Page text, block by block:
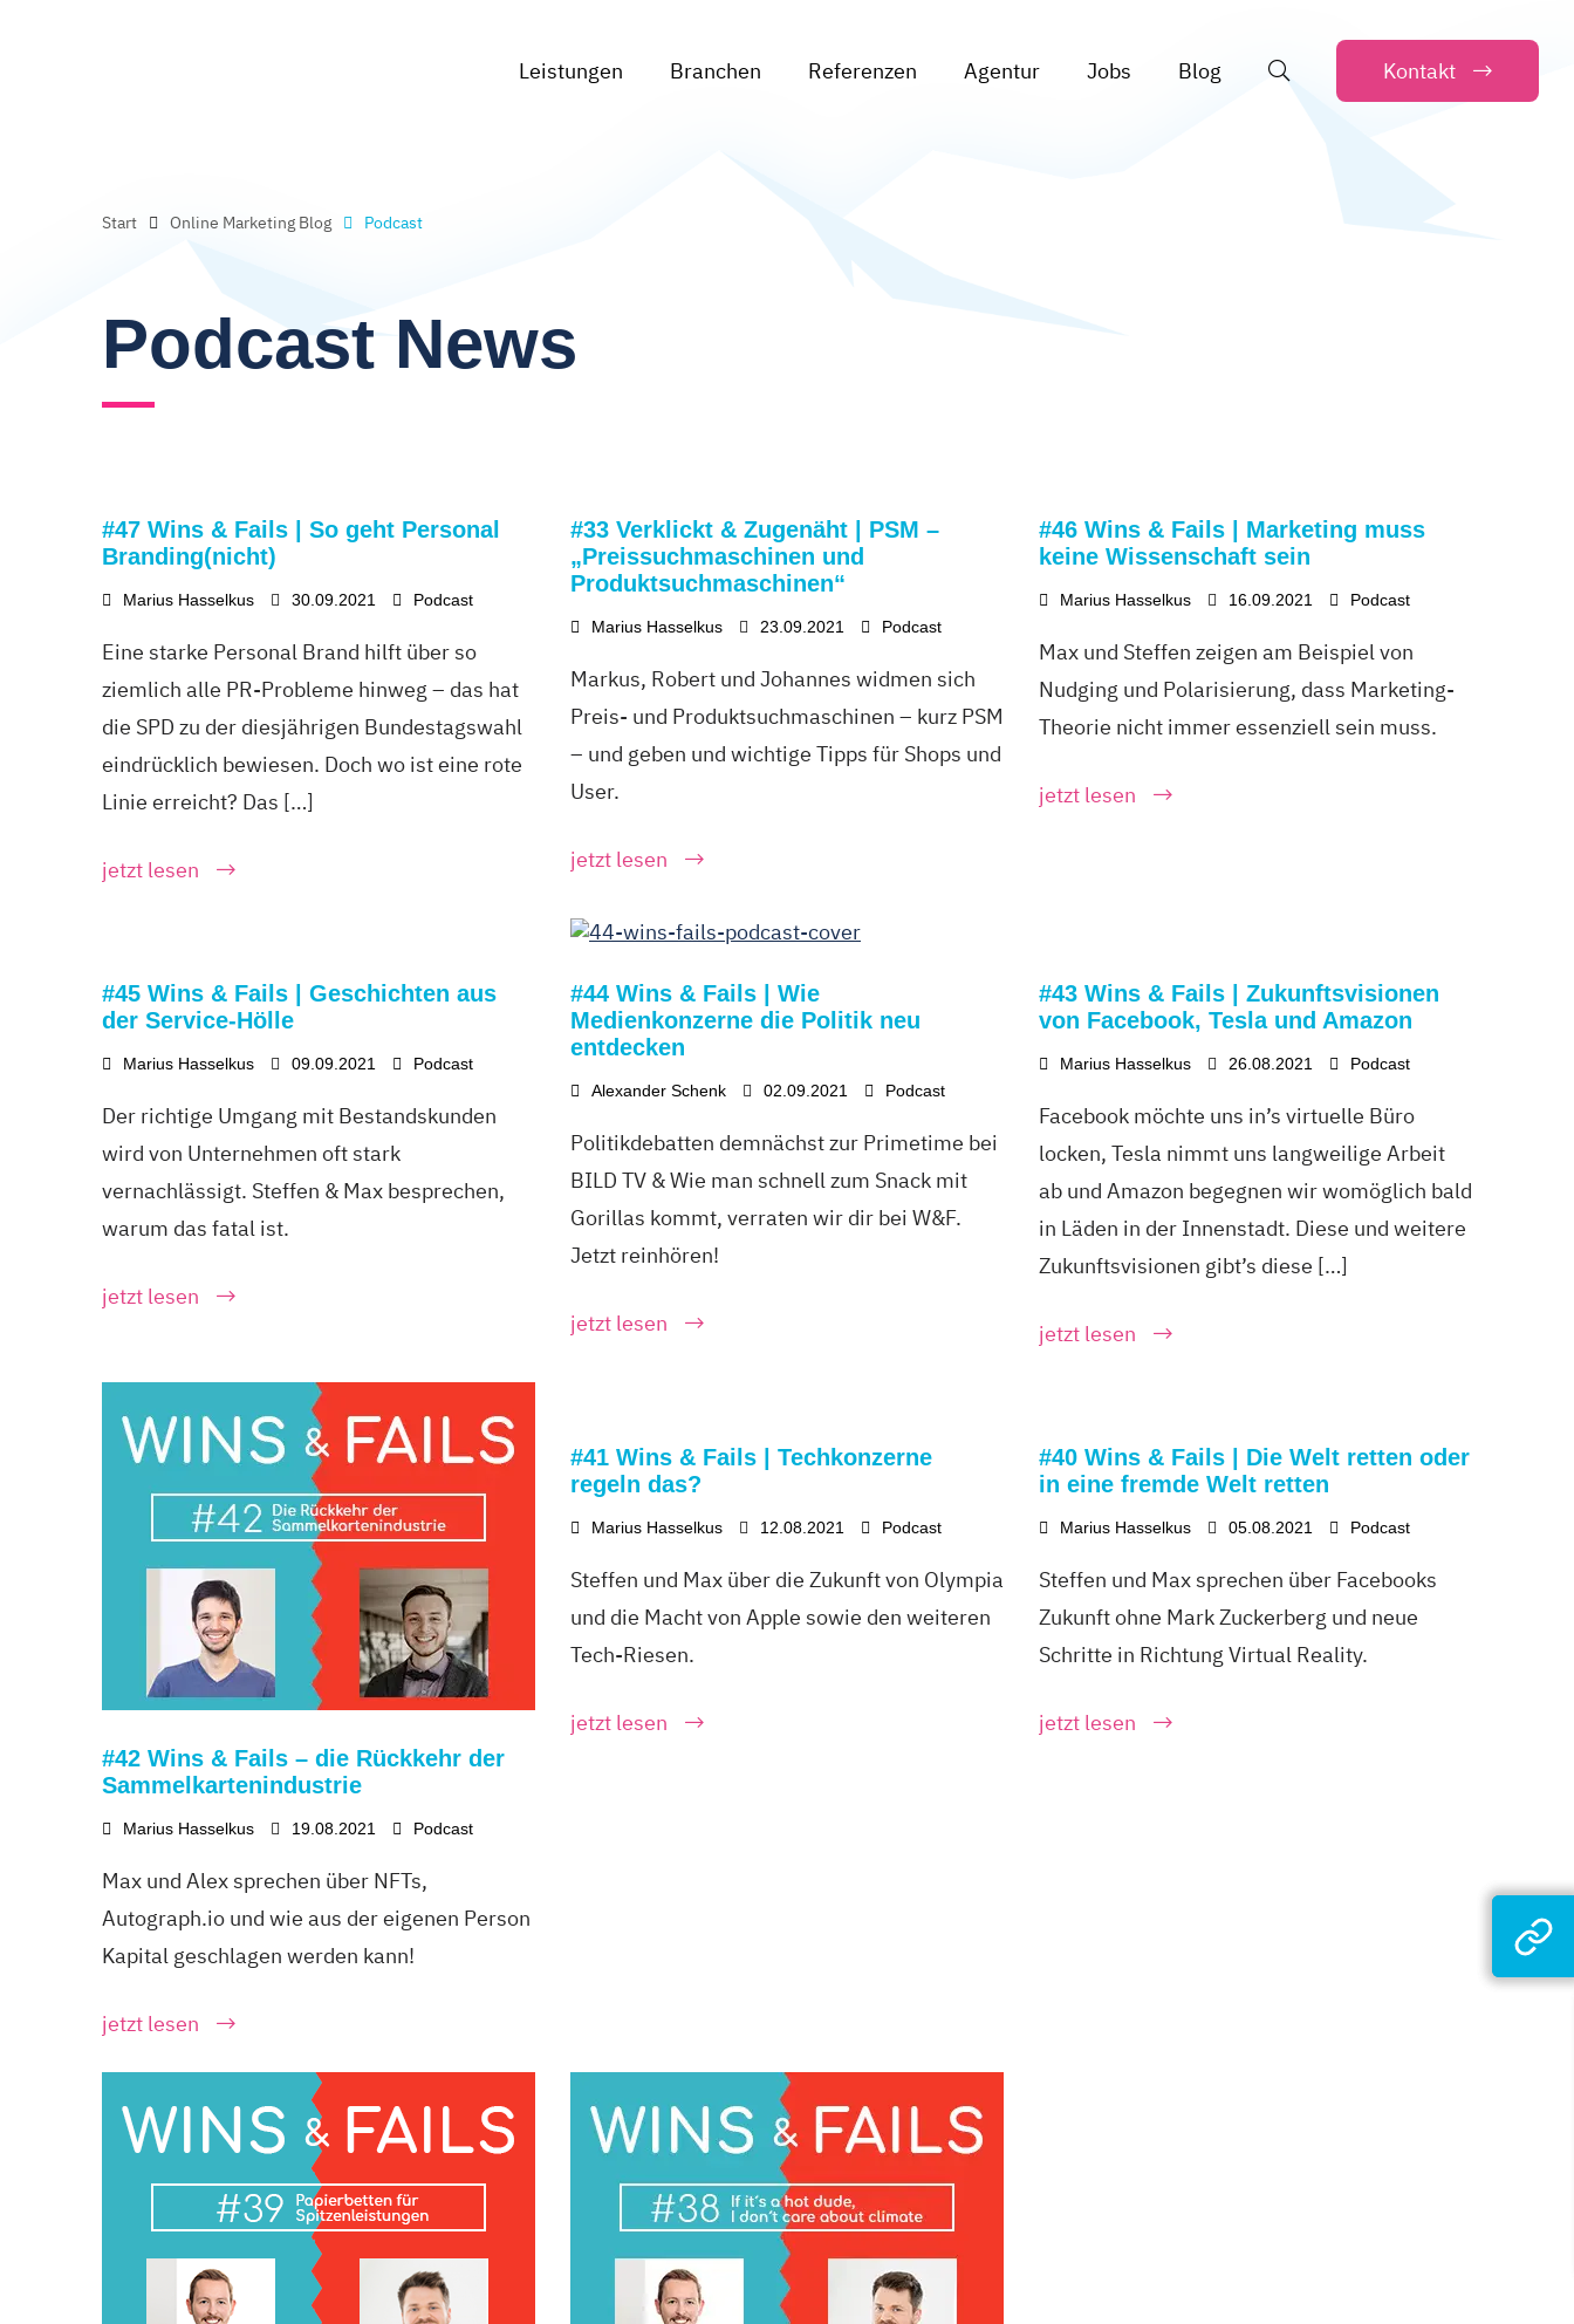
Leistungen Branchen Referenzen Agentur Jobs Blog Kontakt
Start Online Marketing Blog Podcast
Podcast News
#47 Wins & Fails | So geht Personal
Branding(nicht)
Marius Hasselkus 30.09.2021 Podcast
Eine starke Personal Brand hilft über so
ziemlich alle PR-Probleme hinweg – das hat
die SPD zu der diesjährigen Bundestagswahl
eindrücklich bewiesen. Doch wo ist eine rote
Linie erreicht? Das […]
jetzt lesen
#33 Verklickt & Zugenäht | PSM –
„Preissuchmaschinen und
Produktsuchmaschinen“
Marius Hasselkus 23.09.2021 Podcast
Markus, Robert und Johannes widmen sich
Preis- und Produktsuchmaschinen – kurz PSM
– und geben und wichtige Tipps für Shops und
User.
jetzt lesen
#46 Wins & Fails | Marketing muss
keine Wissenschaft sein
Marius Hasselkus 16.09.2021 Podcast
Max und Steffen zeigen am Beispiel von
Nudging und Polarisierung, dass Marketing-
Theorie nicht immer essenziell sein muss.
jetzt lesen
#45 Wins & Fails | Geschichten aus
der Service-Hölle
Marius Hasselkus 09.09.2021 Podcast
Der richtige Umgang mit Bestandskunden
wird von Unternehmen oft stark
vernachlässigt. Steffen & Max besprechen,
warum das fatal ist.
jetzt lesen
#44 Wins & Fails | Wie
Medienkonzerne die Politik neu
entdecken
Alexander Schenk 02.09.2021 Podcast
Politikdebatten demnächst zur Primetime bei
BILD TV & Wie man schnell zum Snack mit
Gorillas kommt, verraten wir dir bei W&F.
Jetzt reinhören!
jetzt lesen
#43 Wins & Fails | Zukunftsvisionen
von Facebook, Tesla und Amazon
Marius Hasselkus 26.08.2021 Podcast
Facebook möchte uns in’s virtuelle Büro
locken, Tesla nimmt uns langweilige Arbeit
ab und Amazon begegnen wir womöglich bald
in Läden in der Innenstadt. Diese und weitere
Zukunftsvisionen gibt’s diese […]
jetzt lesen
#42 Wins & Fails – die Rückkehr der
Sammelkartenindustrie
Marius Hasselkus 19.08.2021 Podcast
Max und Alex sprechen über NFTs,
Autograph.io und wie aus der eigenen Person
Kapital geschlagen werden kann!
jetzt lesen
#41 Wins & Fails | Techkonzerne
regeln das?
Marius Hasselkus 12.08.2021 Podcast
Steffen und Max über die Zukunft von Olympia
und die Macht von Apple sowie den weiteren
Tech-Riesen.
jetzt lesen
#40 Wins & Fails | Die Welt retten oder
in eine fremde Welt retten
Marius Hasselkus 05.08.2021 Podcast
Steffen und Max sprechen über Facebooks
Zukunft ohne Mark Zuckerberg und neue
Schritte in Richtung Virtual Reality.
jetzt lesen